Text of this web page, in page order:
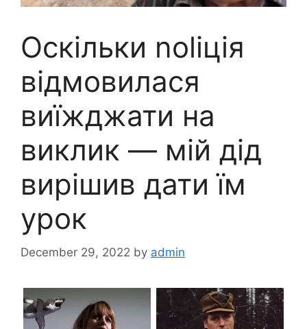
Оскільки nоlіція
відмовилася
виїжджати на
виклик — мій дід
вирішив дати їм
урок
December 29, 2022 by admin